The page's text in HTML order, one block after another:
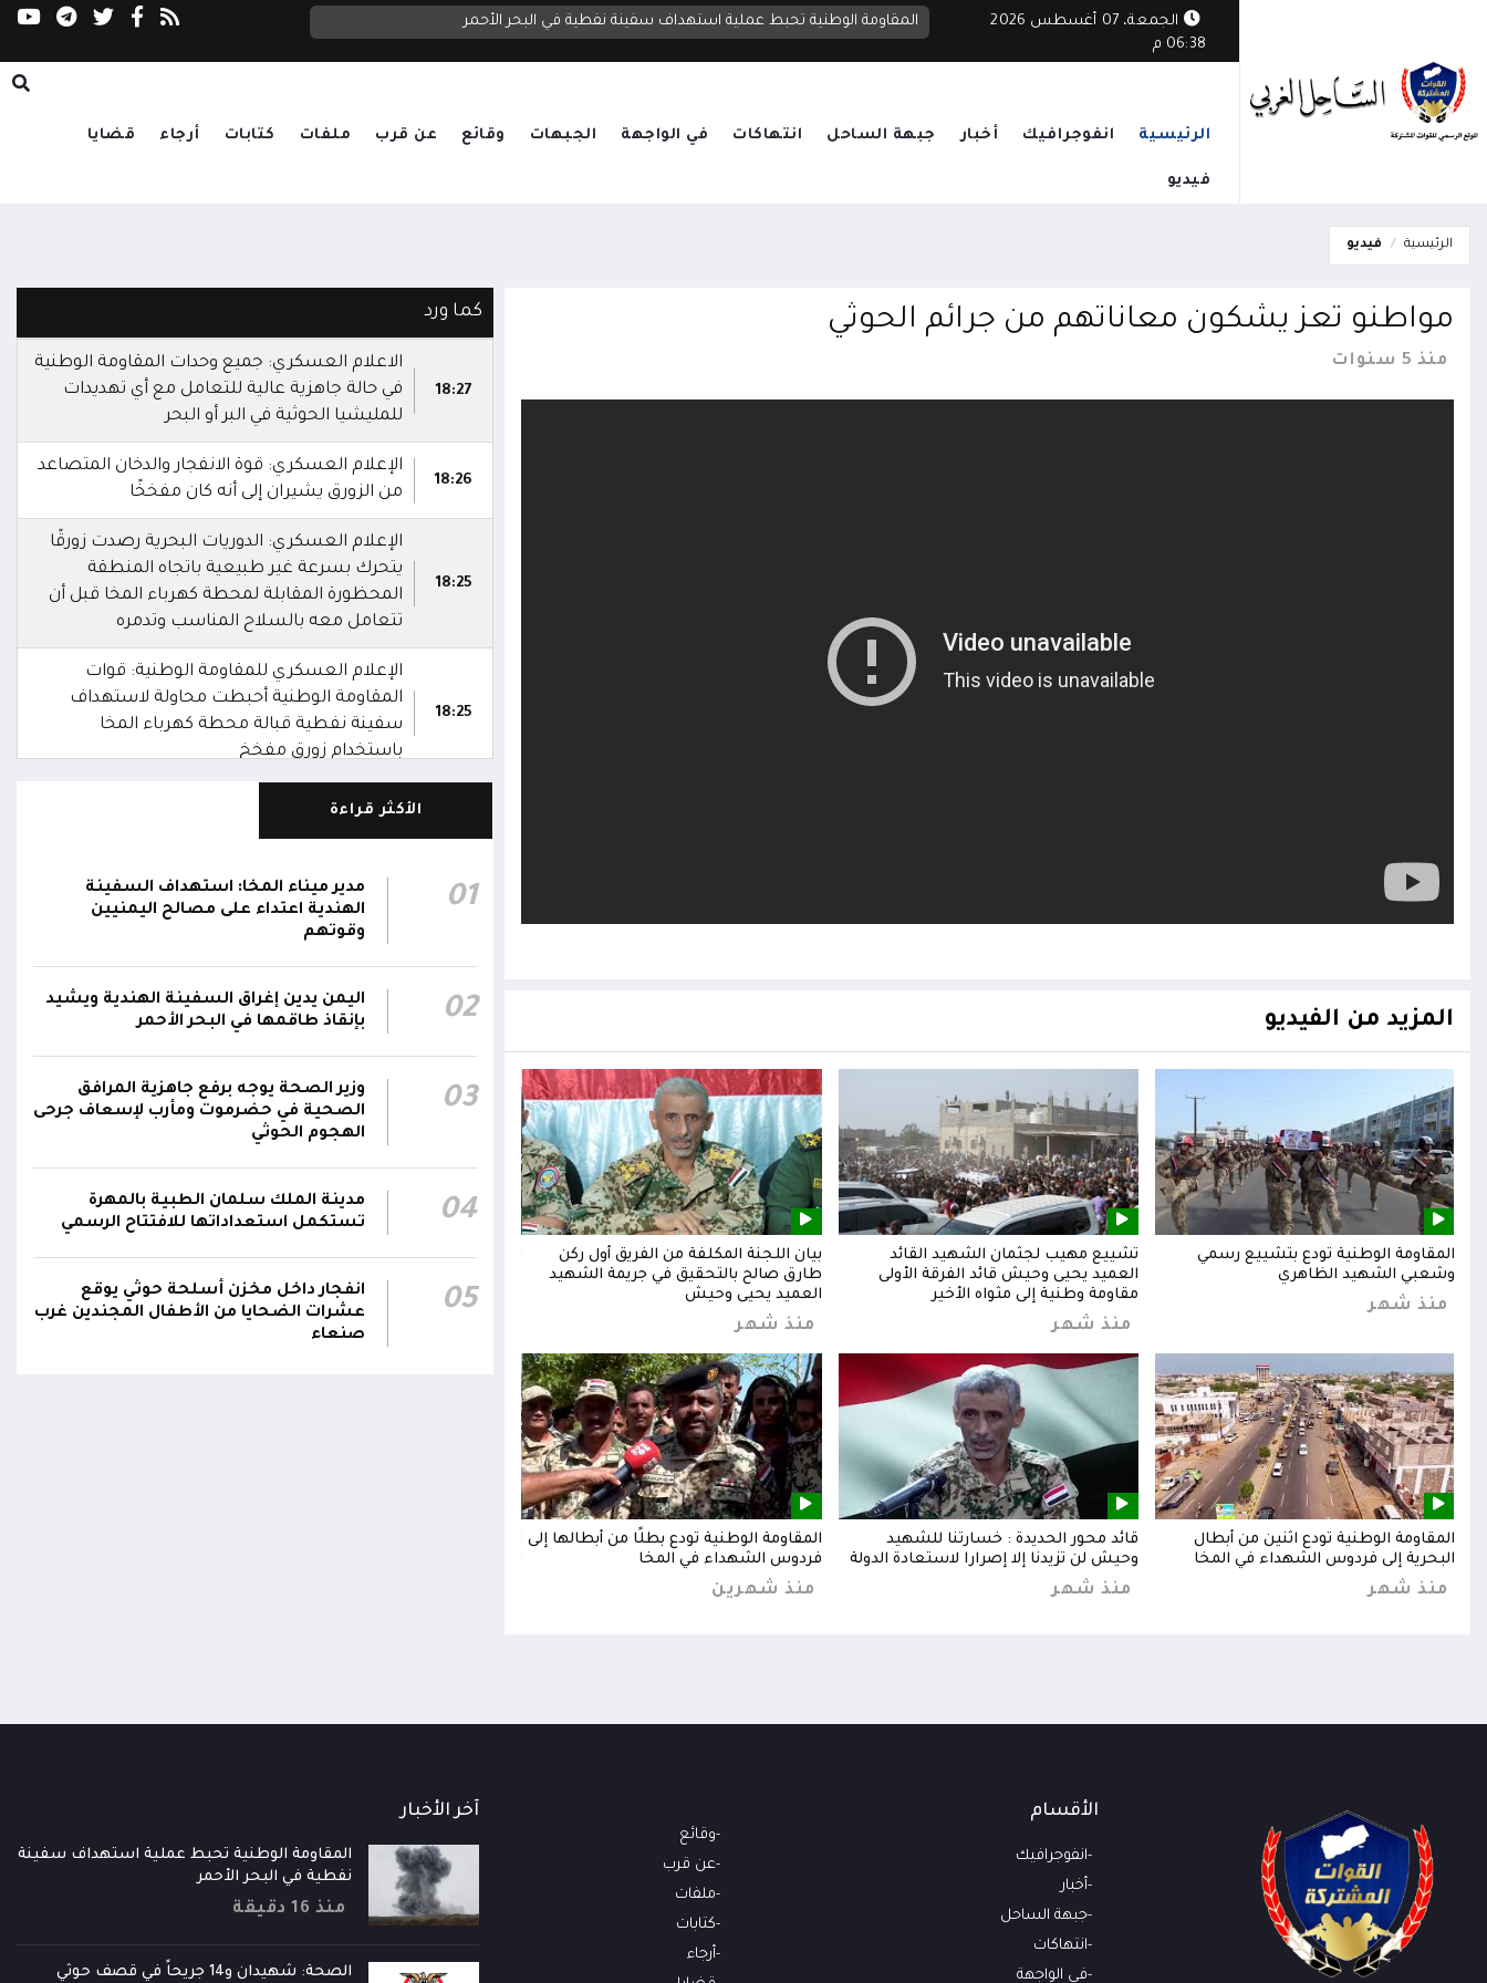
الجمعة، 07 أغسطس 2026
06:38 م
المقاومة الوطنية تحبط عملية استهداف سفينة نفطية في البحر الأحمر
الرئيسية انفوجرافيك أخبار جبهة الساحل انتهاكات في الواجهة الجبهات وقائع عن قرب ملفات كتابات أرجاء قضايا
فيديو
الرئيسية فيديو
مواطنو تعز يشكون معاناتهم من جرائم الحوثي
منذ 5 سنوات
المزيد من الفيديو
المقاومة الوطنية تودع بتشييع رسمي
وشعبي الشهيد الظاهري
منذ شهر
تشييع مهيب لجثمان الشهيد القائد
العميد يحيى وحيش قائد الفرقة الأولى
مقاومة وطنية إلى مثواه الأخير
منذ شهر
بيان اللجنة المكلفة من الفريق أول ركن
طارق صالح بالتحقيق في جريمة الشهيد
العميد يحيى وحيش
منذ شهر
المقاومة الوطنية تودع اثنين من أبطال
البحرية إلى فردوس الشهداء في المخا
منذ شهر
قائد محور الحديدة : خسارتنا للشهيد
وحيش لن تزيدنا إلا إصرارا لاستعادة الدولة
منذ شهر
المقاومة الوطنية تودع بطلًا من أبطالها إلى
فردوس الشهداء في المخا
منذ شهرين
المقاومة الوطنية تودع بتشييع رسمي
منذ شهر
تشييع مهيب لجثمان الشهيد
مقاومة وطنية إلى مثواه الأخير
كما ورد
18:27
الاعلام العسكري: جميع وحدات المقاومة الوطنية
في حالة جاهزية عالية للتعامل مع أي تهديدات
للمليشيا الحوثية في البر أو البحر
18:26
الإعلام العسكري: قوة الانفجار والدخان المتصاعد
من الزورق يشيران إلى أنه كان مفخخًا
18:25
الإعلام العسكري: الدوريات البحرية رصدت زورقًا
يتحرك بسرعة غير طبيعية باتجاه المنطقة
المحظورة المقابلة لمحطة كهرباء المخا قبل أن
تتعامل معه بالسلاح المناسب وتدمره
18:25
الإعلام العسكري للمقاومة الوطنية: قوات
المقاومة الوطنية أحبطت محاولة لاستهداف
سفينة نفطية قبالة محطة كهرباء المخا
باستخدام زورق مفخخ
المقاومة الوطنية تدمر زورقاً حوثياً مفخخاً حاول
وزير الصحة: القصف الحوثي استهدف أحياءً
سكنية ومخيماتٍ للنازحين في مأرب وخلف
مليشيا الحوثي تقصف بالمُسيرات مدرسة علي
عنتر في حبيل السوق بمديرية حجر بالضالع، وتُلحق
أضراراً مادية بمنازل المواطنين المجاورة
اتفاقية الدفاع المشتركة بين السعودية وباكستان
وتركيا تنص على أن أي هجوم مسلح يُشن على أي
من الدول الثلاث سيعدّ هجوما عليها جميعا
الأكثر قراءة
01
مدير ميناء المخا: استهداف السفينة
الهندية اعتداء على مصالح اليمنيين
وقوتهم
02
اليمن يدين إغراق السفينة الهندية ويشيد
بإنقاذ طاقمها في البحر الأحمر
03
وزير الصحة يوجه برفع جاهزية المرافق
الصحية في حضرموت ومأرب لإسعاف جرحى
الهجوم الحوثي
04
مدينة الملك سلمان الطبية بالمهرة
تستكمل استعداداتها للافتتاح الرسمي
05
انفجار داخل مخزن أسلحة حوثي يوقع
عشرات الضحايا من الأطفال المجندين غرب
صنعاء
الأقسام
انفوجرافيك
أخبار
جبهة الساحل
انتهاكات
في الواجهة
وقائع
عن قرب
ملفات
كتابات
أرجاء
آخر الأخبار
المقاومة الوطنية تحبط عملية استهداف سفينة
نفطية في البحر الأحمر
منذ 16 دقيقة
الصحة: شهيدان و14 جريحاً في قصف حوثي